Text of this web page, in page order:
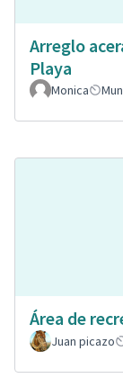
Arreglo
Playa
Monica
Área de
Juan picazo